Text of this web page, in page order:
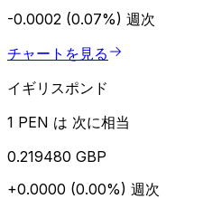
-0.0002 (0.07%) 週次
チャートを見る
イギリスポンド
1 PEN は 次に相当
0.219480 GBP
+0.0000 (0.00%) 週次